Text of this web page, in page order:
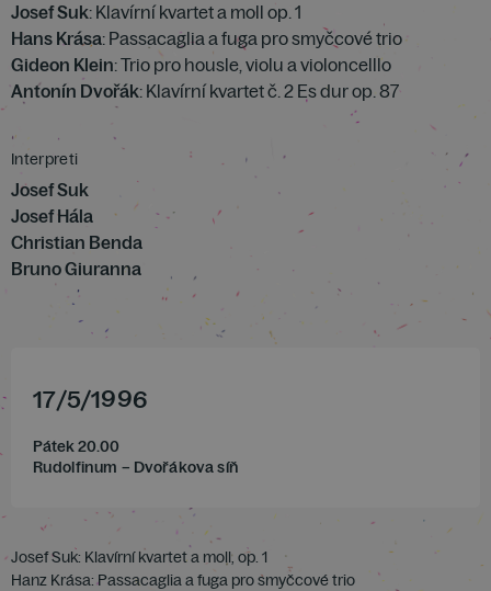
Josef Suk: Klavírní kvartet a moll op. 1
Hans Krása: Passacaglia a fuga pro smyčcové trio
Gideon Klein: Trio pro housle, violu a violoncelllo
Antonín Dvořák: Klavírní kvartet č. 2 Es dur op. 87
Interpreti
Josef Suk
Josef Hála
Christian Benda
Bruno Giuranna
17/5/1996
Pátek 20.00
Rudolfinum – Dvořákova síň
Josef Suk: Klavírní kvartet a moll, op. 1
Hanz Krása: Passacaglia a fuga pro smyčcové trio